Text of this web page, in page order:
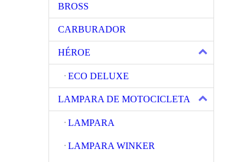
BROSS
CARBURADOR
HÉROE
ECO DELUXE
LAMPARA DE MOTOCICLETA
LAMPARA
LAMPARA WINKER